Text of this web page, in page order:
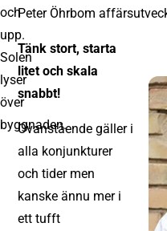
Peter Öhrbom
Tänk stort, starta
litet och skala
snabbt!
Ovanstående gäller i
alla konjunkturer
och tider men
kanske ännu mer i
ett tufft